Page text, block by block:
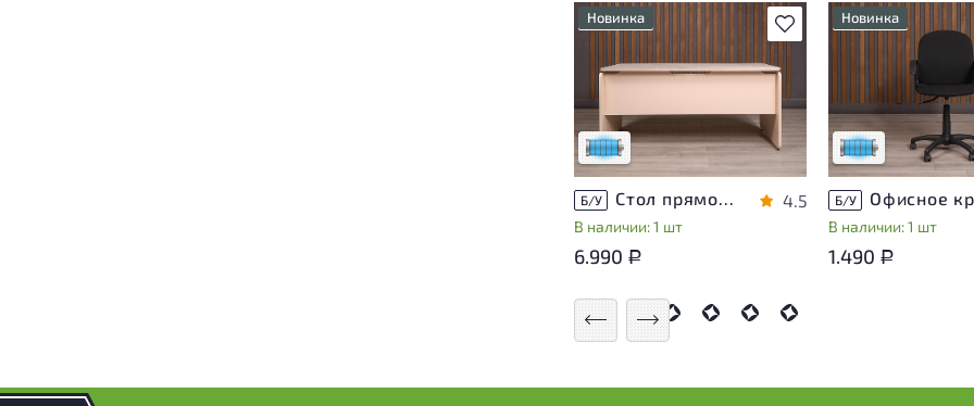
В избранное
Новинка
приближено к новому, могут
присутствовать
незначительные следы
эксплуатации
Низкая степень износа
Б/У Стол прямоугольный Accord ДСП Дуб Россия
В наличии: 1 шт
4.5
6.990 Р
Новинка
Состояние товара
приближено к
присутствовать
незначительные
эксплуатации
Низкая степень
Б/У
В наличии: 1 шт
1.490 Р